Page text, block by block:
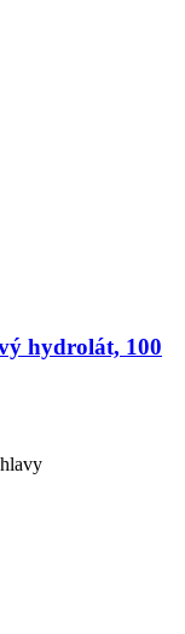
hydrolát, 100